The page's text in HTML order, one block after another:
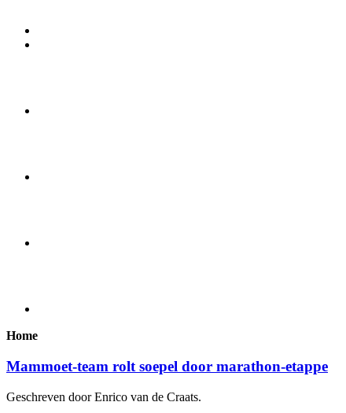
Home
Mammoet-team rolt soepel door marathon-etappe
Geschreven door Enrico van de Craats.